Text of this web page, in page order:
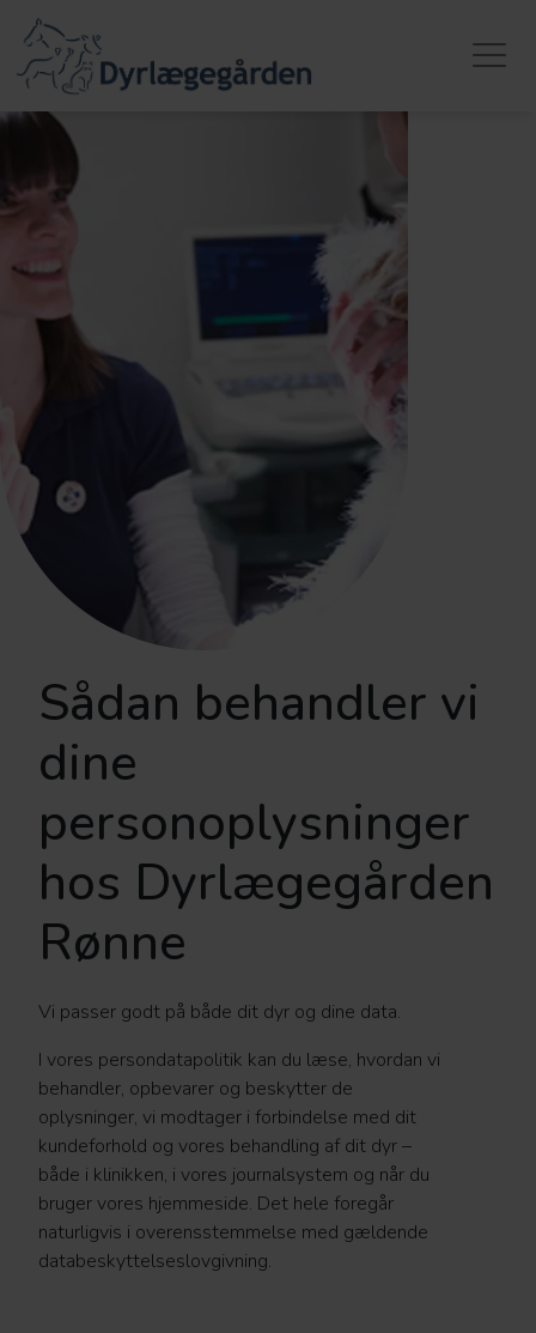
Sådan behandler vi
dine
personoplysninger
hos Dyrlægegården
Rønne
Vi passer godt på både dit dyr og dine data.
I vores persondatapolitik kan du læse, hvordan vi
behandler, opbevarer og beskytter de
oplysninger, vi modtager i forbindelse med dit
kundeforhold og vores behandling af dit dyr –
både i klinikken, i vores journalsystem og når du
bruger vores hjemmeside. Det hele foregår
naturligvis i overensstemmelse med gældende
databeskyttelseslovgivning.